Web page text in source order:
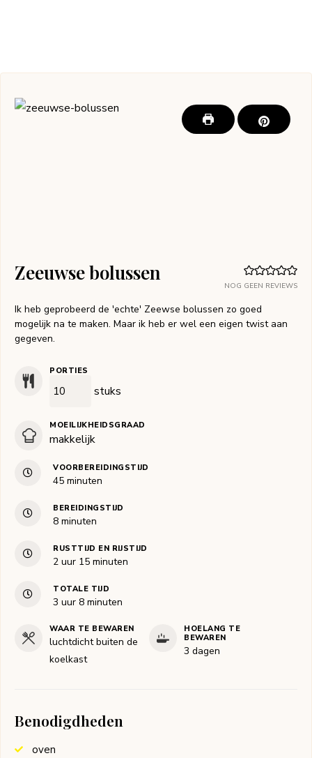
NOG GEEN REVIEWS
Zeeuwse bolussen
Ik heb geprobeerd de 'echte' Zeewse bolussen zo goed
mogelijk na te maken. Maar ik heb er wel een eigen twist aan
gegeven.
PORTIES
stuks
MOEILIJKHEIDSGRAAD
makkelijk
VOORBEREIDINGSTIJD
45minuten
minuten
BEREIDINGSTIJD
8minuten
minuten
RUSTTIJD EN RIJSTIJD
2uur
uur 15minuten
minuten
TOTALE TIJD
3 uur
uur 8minuten
minuten
WAAR TE BEWAREN
luchtdicht buiten de
koelkast
HOELANG TE
BEWAREN
3 dagen
Benodigdheden
oven